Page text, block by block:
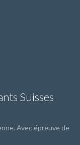
Suisses
Avec épreuve de